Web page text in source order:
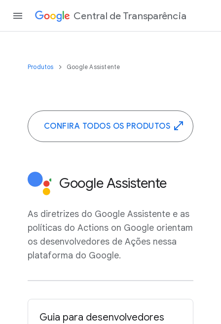
Central de Transparência
Produtos Google Assistente
CONFIRA TODOS OS PRODUTOS
Google Assistente
As diretrizes do Google Assistente e as
políticas do Actions on Google orientam
os desenvolvedores de Ações nessa
plataforma do Google.
Guia para desenvolvedores